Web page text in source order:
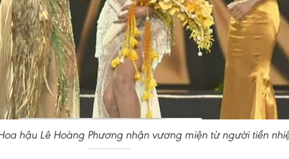
hậu Lê Hoàng Phương nhận vương miện từ người tiền